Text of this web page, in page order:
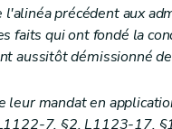
précédent aux
faits qui ont fondé la
aussitôt démissionné
leur mandat en
7, §2, L1123-17,